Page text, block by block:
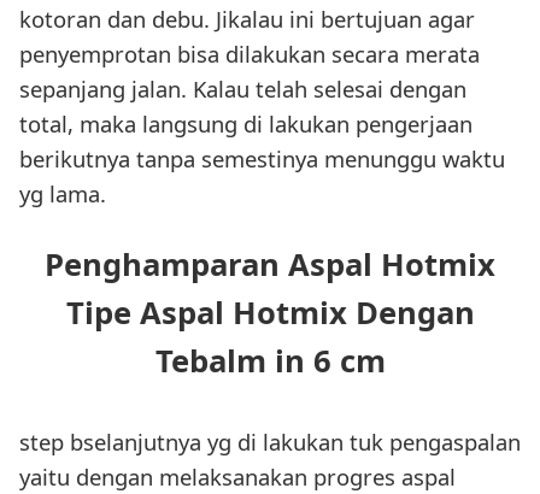
kotoran dan debu. Jikalau ini bertujuan agar
penyemprotan bisa dilakukan secara merata
sepanjang jalan. Kalau telah selesai dengan
total, maka langsung di lakukan pengerjaan
berikutnya tanpa semestinya menunggu waktu
yg lama.
Penghamparan Aspal Hotmix
Tipe Aspal Hotmix Dengan
Tebalm in 6 cm
step bselanjutnya yg di lakukan tuk pengaspalan
yaitu dengan melaksanakan progres aspal